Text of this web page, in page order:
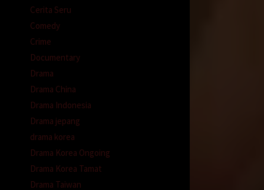
Cerita Seru
Comedy
Crime
Documentary
Drama
Drama China
Drama Indonesia
Drama jepang
drama korea
Drama Korea Ongoing
Drama Korea Tamat
Drama Taiwan